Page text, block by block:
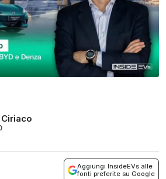
Aggiungi InsideEVs alle
fonti preferite su Google